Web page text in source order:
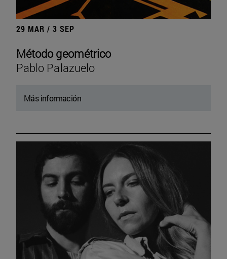
29 MAR / 3 SEP
Método geométrico
Pablo Palazuelo
Más información